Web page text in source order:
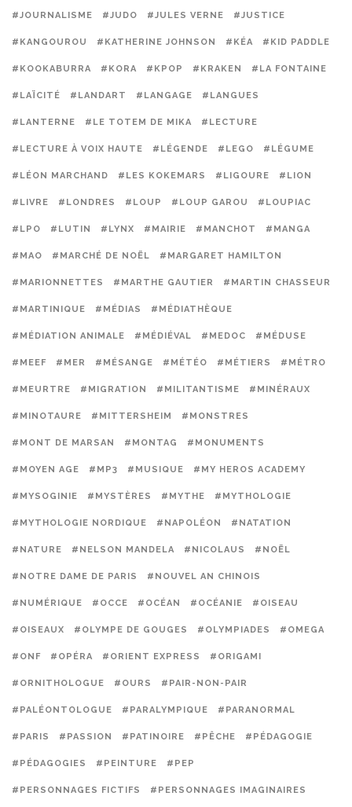
#JOURNALISME #JUDO #JULES VERNE #JUSTICE
#KANGOUROU #KATHERINE JOHNSON #KÉA #KID PADDLE
#KOOKABURRA #KORA #KPOP #KRAKEN #LA FONTAINE
#LAÏCITÉ #LANDART #LANGAGE #LANGUES
#LANTERNE #LE TOTEM DE MIKA #LECTURE
#LECTURE À VOIX HAUTE #LÉGENDE #LEGO #LÉGUME
#LÉON MARCHAND #LES KOKEMARS #LIGOURE #LION
#LIVRE #LONDRES #LOUP #LOUP GAROU #LOUPIAC
#LPO #LUTIN #LYNX #MAIRIE #MANCHOT #MANGA
#MAO #MARCHÉ DE NOËL #MARGARET HAMILTON
#MARIONNETTES #MARTHE GAUTIER #MARTIN CHASSEUR
#MARTINIQUE #MÉDIAS #MÉDIATHÈQUE
#MÉDIATION ANIMALE #MÉDIÉVAL #MEDOC #MÉDUSE
#MEEF #MER #MÉSANGE #MÉTÉO #MÉTIERS #MÉTRO
#MEURTRE #MIGRATION #MILITANTISME #MINÉRAUX
#MINOTAURE #MITTERSHEIM #MONSTRES
#MONT DE MARSAN #MONTAG #MONUMENTS
#MOYEN AGE #MP3 #MUSIQUE #MY HEROS ACADEMY
#MYSOGINIE #MYSTÈRES #MYTHE #MYTHOLOGIE
#MYTHOLOGIE NORDIQUE #NAPOLÉON #NATATION
#NATURE #NELSON MANDELA #NICOLAUS #NOËL
#NOTRE DAME DE PARIS #NOUVEL AN CHINOIS
#NUMÉRIQUE #OCCE #OCÉAN #OCÉANIE #OISEAU
#OISEAUX #OLYMPE DE GOUGES #OLYMPIADES #OMEGA
#ONF #OPÉRA #ORIENT EXPRESS #ORIGAMI
#ORNITHOLOGUE #OURS #PAIR-NON-PAIR
#PALÉONTOLOGUE #PARALYMPIQUE #PARANORMAL
#PARIS #PASSION #PATINOIRE #PÊCHE #PÉDAGOGIE
#PÉDAGOGIES #PEINTURE #PEP
#PERSONNAGES FICTIFS #PERSONNAGES IMAGINAIRES